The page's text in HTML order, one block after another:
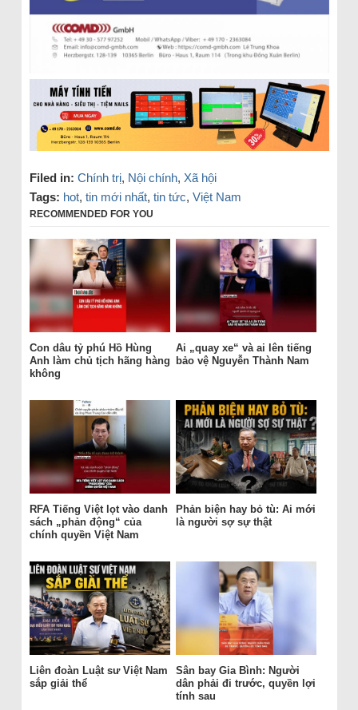
Filed in: Chính trị, Nội chính, Xã hội
Tags: hot, tin mới nhất, tin tức, Việt Nam
RECOMMENDED FOR YOU
Con dâu tỷ phú Hồ Hùng
Anh làm chủ tịch hãng hàng
không
Ai „quay xe“ và ai lên tiếng
bảo vệ Nguyễn Thành Nam
RFA Tiếng Việt lọt vào danh
sách „phản động“ của
chính quyền Việt Nam
Phản biện hay bỏ tù: Ai mới
là người sợ sự thật
Liên đoàn Luật sư Việt Nam
sắp giải thể
Sân bay Gia Bình: Người
dân phải đi trước, quyền lợi
tính sau